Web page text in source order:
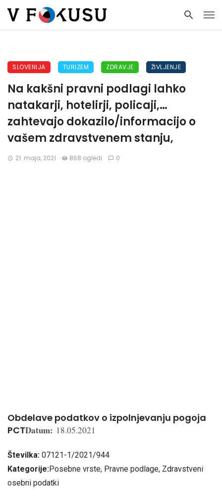
SLOVENIJA TURIZEM ZDRAVJE ŽIVLJENJE
Na kakšni pravni podlagi lahko
natakarji, hotelirji, policaji,…
zahtevajo dokazilo/informacijo o
vašem zdravstvenem stanju,
21. maja, 2021 868 ogledi 0
Obdelave podatkov o izpolnjevanju pogoja
PCTDatum: 18.05.2021
Številka: 07121-1/2021/944
Kategorije:Posebne vrste, Pravne podlage, Zdravstveni
osebni podatki